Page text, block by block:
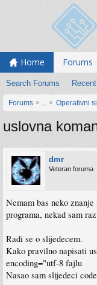
Home Forums
Search Forums
Forums ... Operativni
uslovna
dmr
Veteran foruma
Nemam bas neko
programa, nekad sam
Radi se o slijedecem.
Kako pravilno napisati
encoding="utf-8 fajlu
Nasao sam slijedeci code